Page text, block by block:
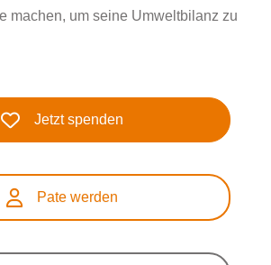
machen, um seine Umweltbilanz zu
Jetzt spenden
Pate werden